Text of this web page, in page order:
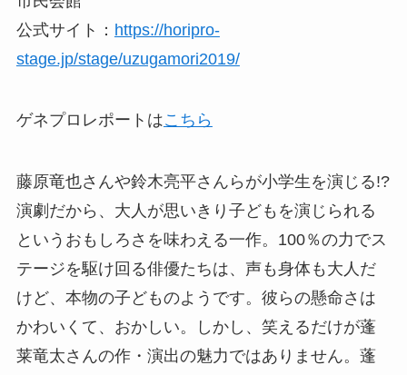
公式サイト： https://horipro-
stage.jp/stage/uzugamori2019/
ゲネプロレポートはこちら
藤原竜也さんや鈴木亮平さんらが小学生を演じる!?
演劇だから、大人が思いきり子どもを演じられる
というおもしろさを味わえる一作。100％の力でス
テージを駆け回る俳優たちは、声も身体も大人だ
けど、本物の子どものようです。彼らの懸命さは
かわいくて、おかしい。しかし、笑えるだけが蓬
莱竜太さんの作・演出の魅力ではありません。蓬